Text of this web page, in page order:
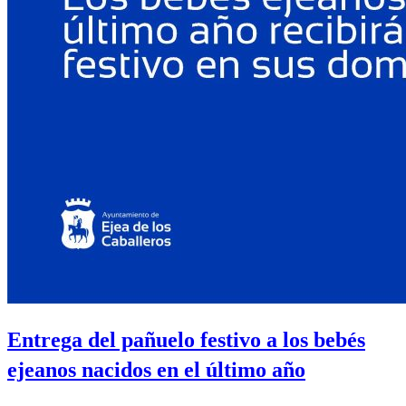
Entrega del pañuelo festivo a los bebés
ejeanos nacidos en el último año